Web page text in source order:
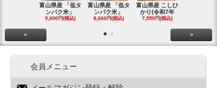
富山県産 「低タ
ンパク米」
9,600円(税込)
富山県産 「低タ
ンパク米」
8,660円(税込)
富山県産 こしひ
かり(令和7年
7,550円(税込)
< >
会員メニュー